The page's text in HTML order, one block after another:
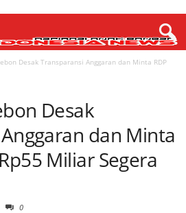
Desak Transparansi Anggaran dan Minta RDP
Desak
dan Minta
Miliar Segera
0